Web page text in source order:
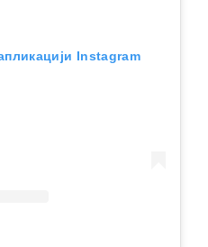
Instagram